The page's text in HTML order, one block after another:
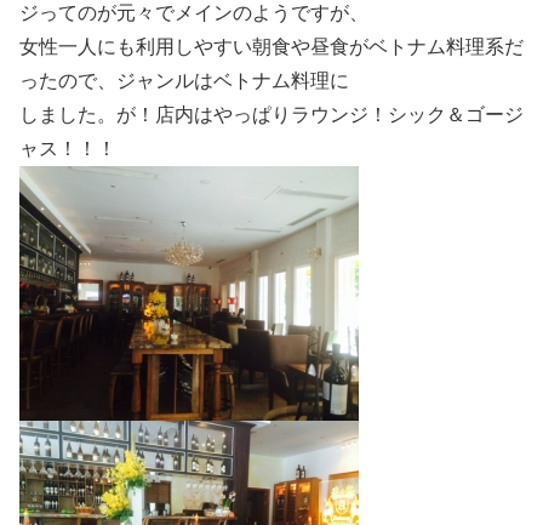
ジってのが元々でメインのようですが、
女性一人にも利用しやすい朝食や昼食がベトナム料理系だ
ったので、ジャンルはベトナム料理に
しました。が！店内はやっぱりラウンジ！シック＆ゴージ
ャス！！！